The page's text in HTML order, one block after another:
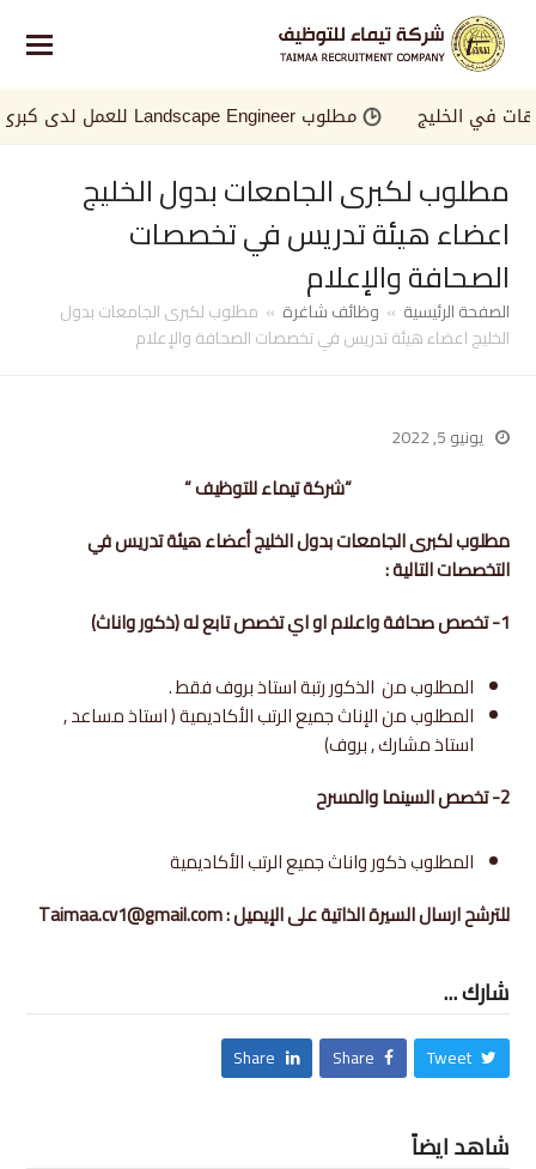
الخليج مطلوب Landscape Engineer للعمل لدى كبرى الجهات في الخليج
مطلوب لكبرى الجامعات بدول الخليج
اعضاء هيئة تدريس في تخصصات
الصحافة والإعلام
الصفحة الرئيسية » وظائف شاغرة » مطلوب لكبرى الجامعات بدول
الخليج اعضاء هيئة تدريس في تخصصات الصحافة والإعلام
يونيو 5, 2022
“شركة تيماء للتوظيف “
مطلوب لكبرى الجامعات بدول الخليج أعضاء هيئة تدريس في
التخصصات التالية :
1- تخصص صحافة واعلام او اي تخصص تابع له (ذكور واناث)
المطلوب من الذكور رتبة استاذ بروف فقط .
المطلوب من الإناث جميع الرتب الأكاديمية ( استاذ مساعد ,
استاذ مشارك , بروف)
2- تخصص السينما والمسرح
المطلوب ذكور واناث جميع الرتب الأكاديمية
للترشح ارسال السيرة الذاتية على الإيميل : Taimaa.cv1@gmail.com
شارك ...
Tweet
Share
Share
شاهد ايضاً